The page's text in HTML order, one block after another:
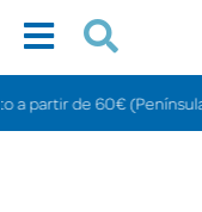
de 60€ (Península).